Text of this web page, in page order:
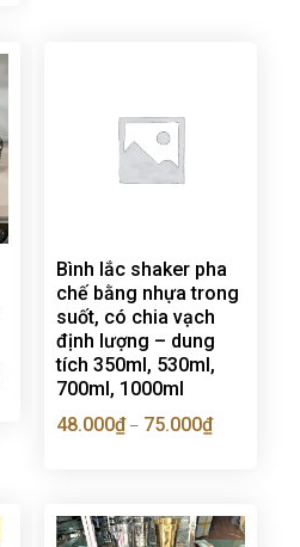
Bình lắc shaker pha
chế bằng nhựa trong
suốt, có chia vạch
định lượng – dung
tích 350ml, 530ml,
700ml, 1000ml
48.000₫– 75.000₫